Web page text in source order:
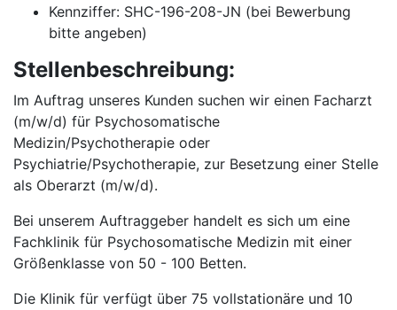
Kennziffer: SHC-196-208-JN (bei Bewerbung
bitte angeben)
Stellenbeschreibung:
Im Auftrag unseres Kunden suchen wir einen Facharzt
(m/w/d) für Psychosomatische
Medizin/Psychotherapie oder
Psychiatrie/Psychotherapie, zur Besetzung einer Stelle
als Oberarzt (m/w/d).
Bei unserem Auftraggeber handelt es sich um eine
Fachklinik für Psychosomatische Medizin mit einer
Größenklasse von 50 - 100 Betten.
Die Klinik für verfügt über 75 vollstationäre und 10